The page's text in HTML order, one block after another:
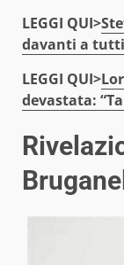
LEGGI QUI>
davanti a
LEGGI QUI>
devastata: